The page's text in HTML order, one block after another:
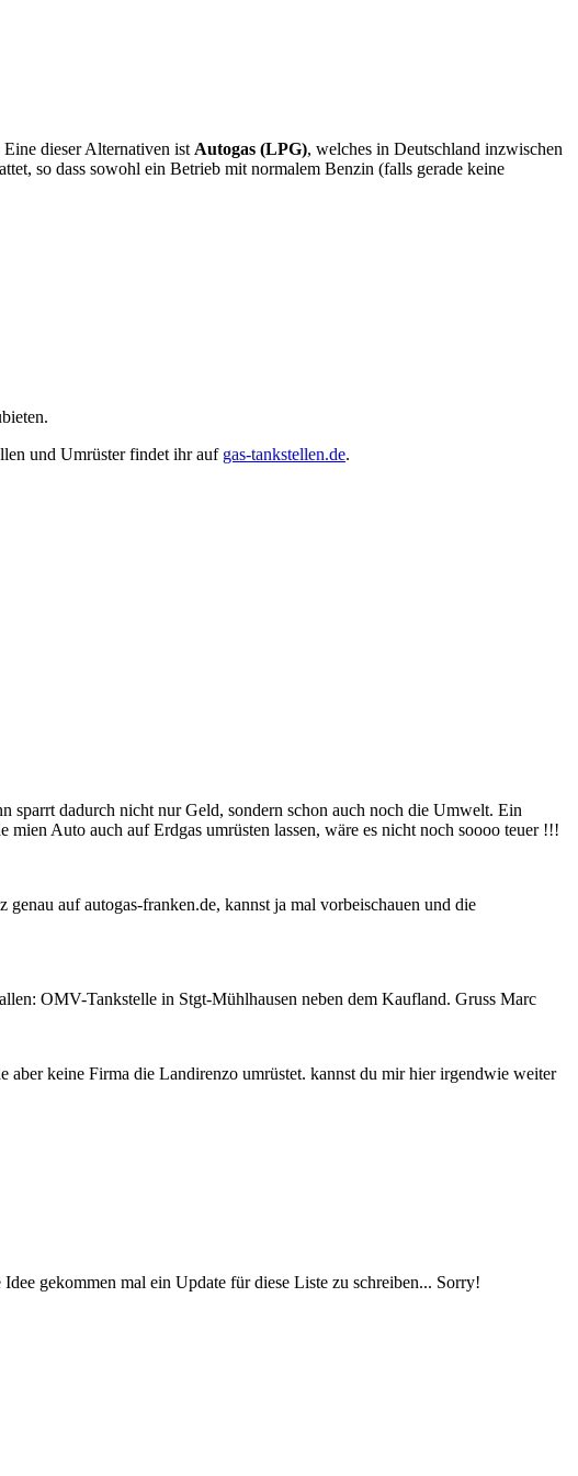
dieser Alternativen istAutogas (LPG), welches in Deutschland inzwischen
so dass sowohl ein Betrieb mit normalem Benzin (falls gerade keine
und Umrüster findet ihr auf gas-tankstellen.de.
sparrt dadurch nicht nur Geld, sondern schon auch noch die Umwelt. Ein
Auto auch auf Erdgas umrüsten lassen, wäre es nicht noch soooo teuer !!!
auf autogas-franken.de, kannst ja mal vorbeischauen und die
OMV-Tankstelle in Stgt-Mühlhausen neben dem Kaufland. Gruss Marc
aber keine Firma die Landirenzo umrüstet. kannst du mir hier irgendwie weiter
gekommen mal ein Update für diese Liste zu schreiben... Sorry!